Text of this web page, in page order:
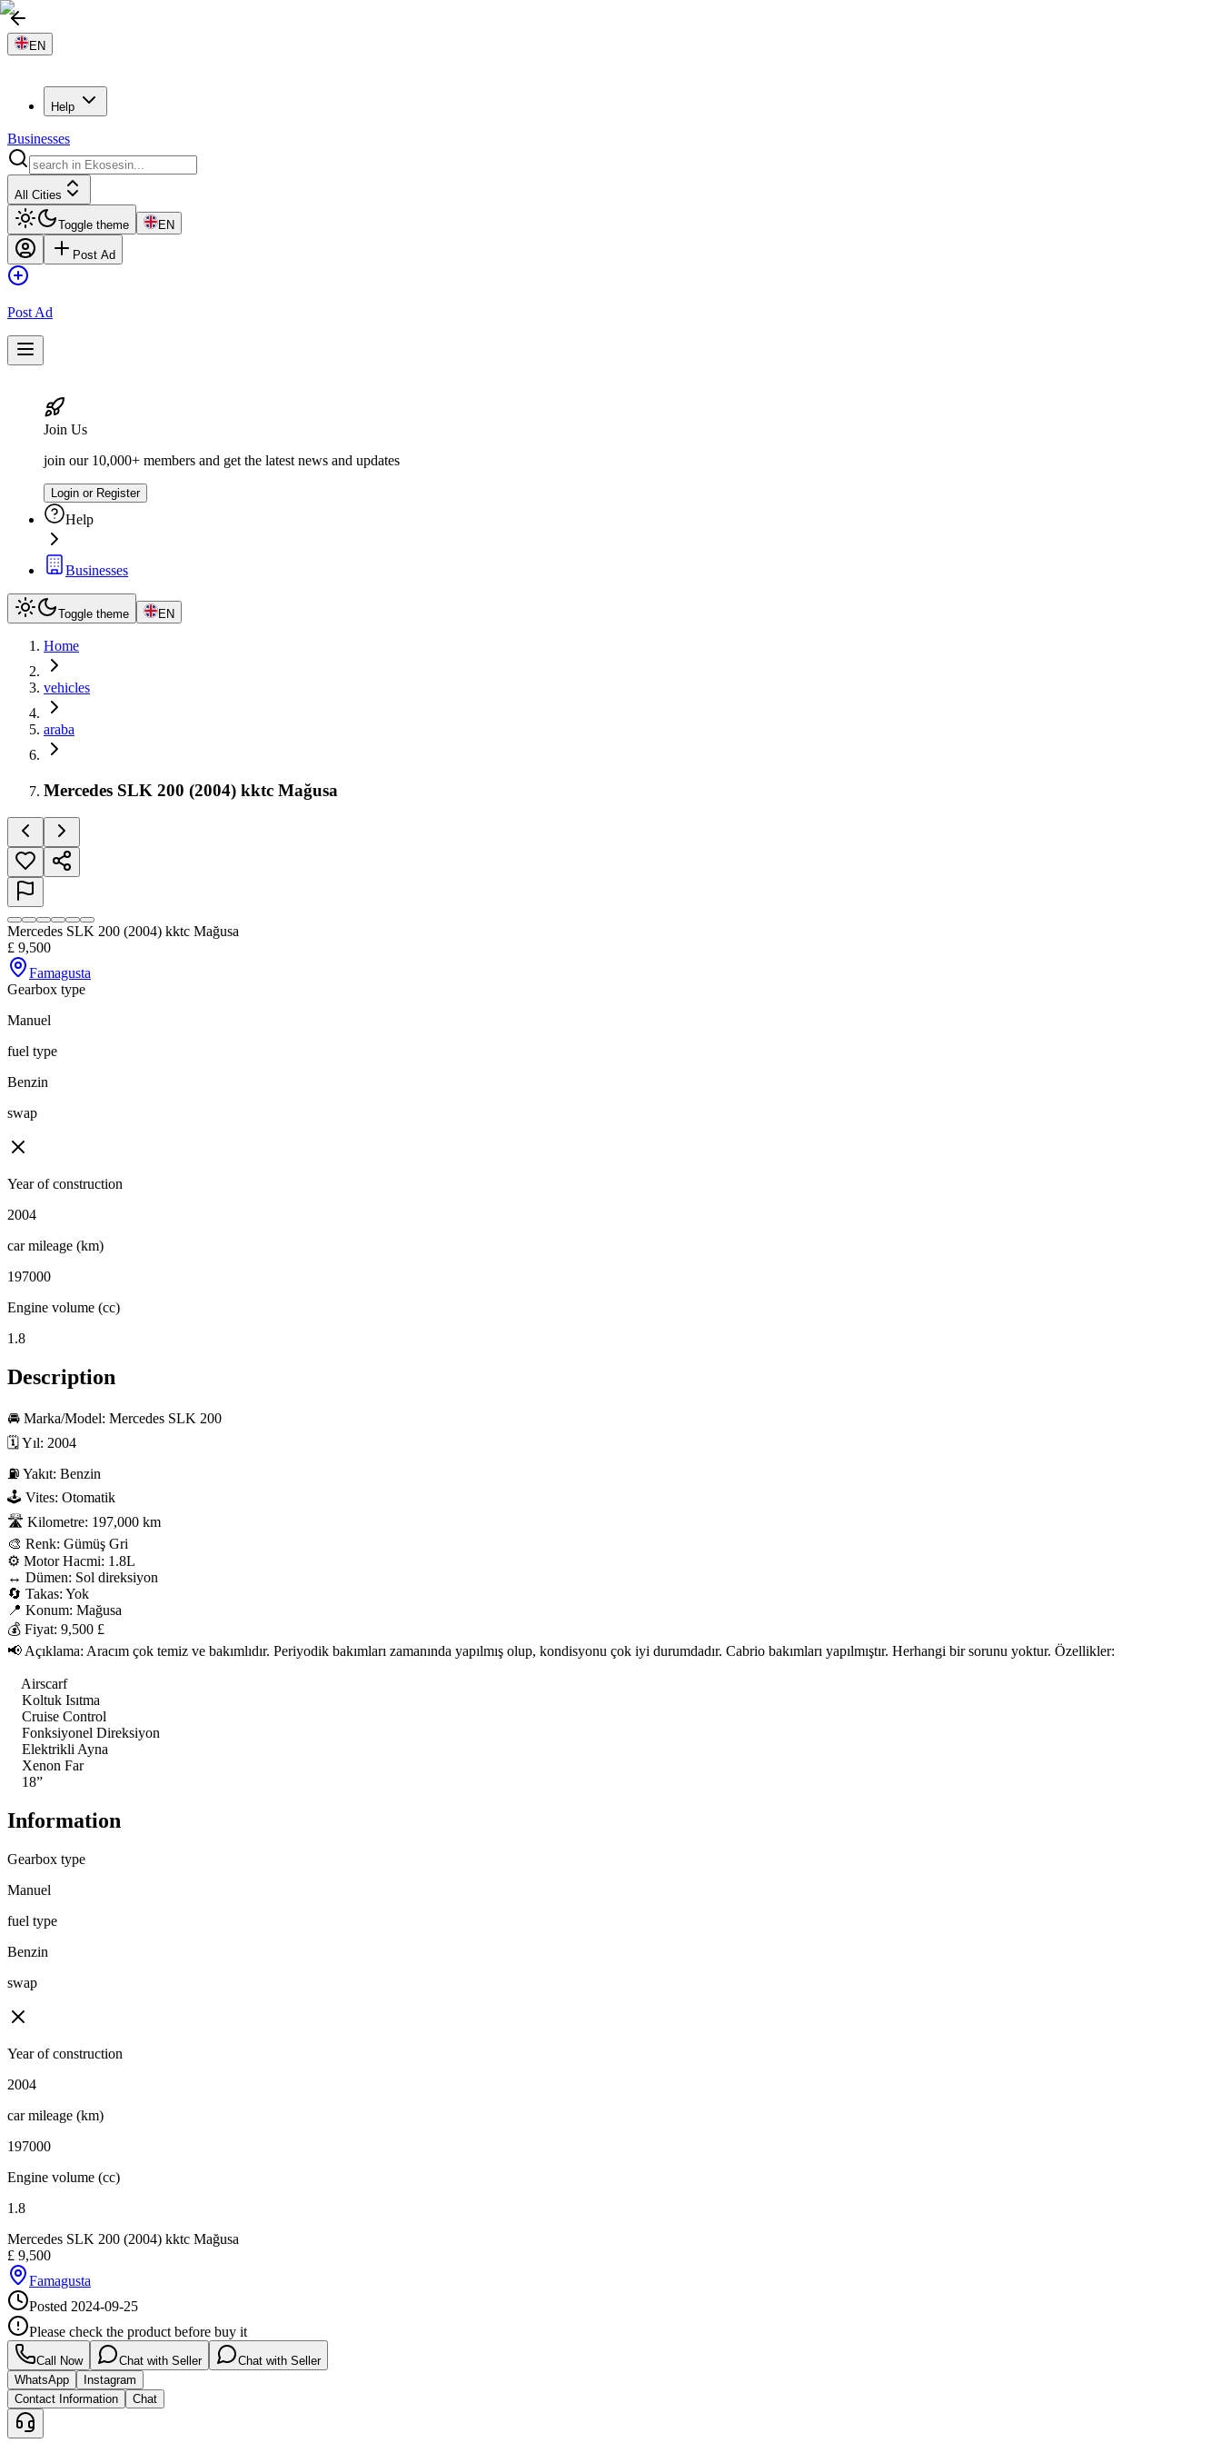
EN
Help
Businesses
All Cities
Toggle theme EN
Post Ad
Post Ad
Join Us
join our 10,000+ members and get the latest news and updates
Login or Register
Help
Businesses
Toggle theme EN
Home
vehicles
araba
Mercedes SLK 200 (2004) kktc Mağusa
Mercedes SLK 200 (2004) kktc Mağusa
£ 9,500
Famagusta
Gearbox type
Manuel
fuel type
Benzin
swap
Year of construction
2004
car mileage (km)
197000
Engine volume (cc)
1.8
Description
🚘 Marka/Model: Mercedes SLK 200
🗓 Yıl: 2004
⛽ Yakıt: Benzin
🕹 Vites: Otomatik
🛣 Kilometre: 197,000 km
🎨 Renk: Gümüş Gri
⚙️ Motor Hacmi: 1.8L
↔️ Dümen: Sol direksiyon
🔄 Takas: Yok
📍 Konum: Mağusa
💰 Fiyat: 9,500 £
📢 Açıklama: Aracım çok temiz ve bakımlıdır. Periyodik bakımları zamanında yapılmış olup, kondisyonu çok iyi durumdadır. Cabrio bakımları yapılmıştır. Herhangi bir sorunu yoktur. Özellikler:
    Airscarf
    Koltuk Isıtma
    Cruise Control
    Fonksiyonel Direksiyon
    Elektrikli Ayna
    Xenon Far
    18”
Information
Gearbox type
Manuel
fuel type
Benzin
swap
Year of construction
2004
car mileage (km)
197000
Engine volume (cc)
1.8
Mercedes SLK 200 (2004) kktc Mağusa
£ 9,500
Famagusta
Posted 2024-09-25
Please check the product before buy it
Call Now Chat with Seller
Chat with Seller
WhatsApp
Instagram
Contact Information
Chat